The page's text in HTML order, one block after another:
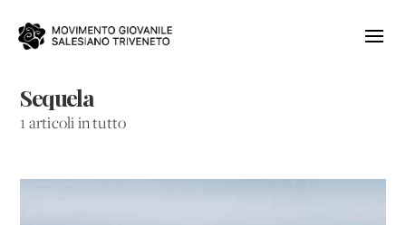
Sequela
1 articoli in tutto